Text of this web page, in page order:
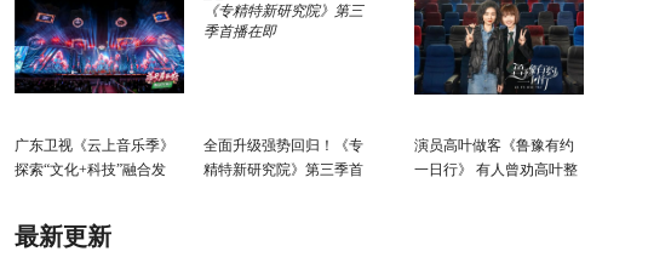
广东卫视《云上音乐季》
探索“文化+科技”融合发
全面升级强势回归！《专
精特新研究院》第三季首
演员高叶做客《鲁豫有约
一日行》 有人曾劝高叶整
最新更新